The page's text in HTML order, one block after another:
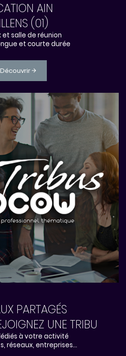
AIN
(01)
et salle de réunion
et courte durée
Découvrir
PARTAGÉS
UNE TRIBU
à votre activité
réseaux, entreprises...